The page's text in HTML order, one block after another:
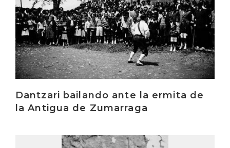
Dantzari bailando ante la ermita de
la Antigua de Zumarraga